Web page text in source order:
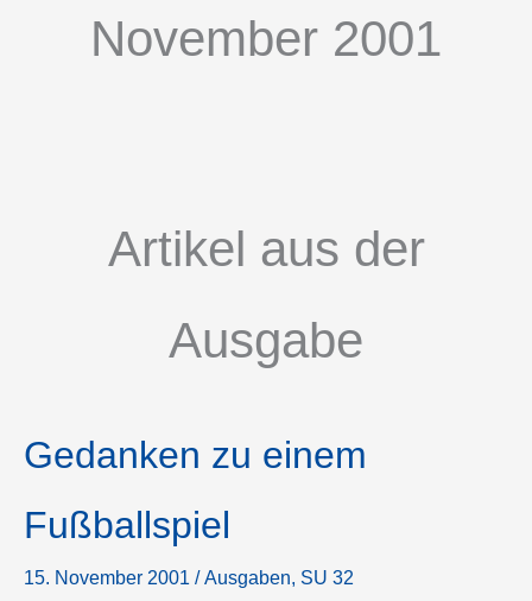
November 2001
Artikel aus der
Ausgabe
Gedanken zu einem
Fußballspiel
15. November 2001 /Ausgaben, SU 32